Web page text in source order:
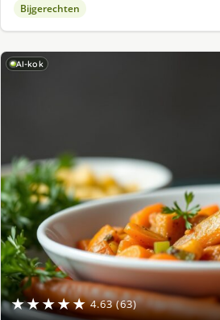
Bijgerechten
AI-kok
★★★★★ 4.63 (63)